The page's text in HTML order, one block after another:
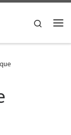
Search